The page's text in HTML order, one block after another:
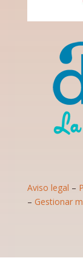
Aviso legal –
– Gestionar